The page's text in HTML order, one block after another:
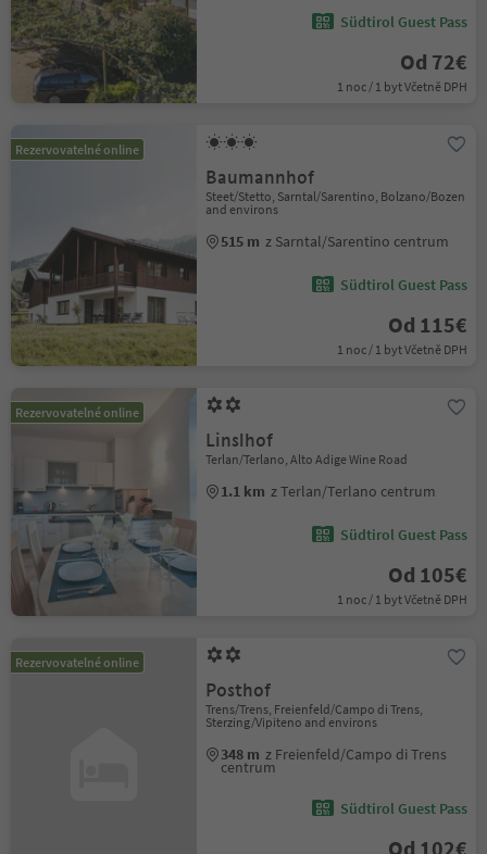
Südtirol Guest Pass
Od 72€
1 noc / 1 byt Včetně DPH
Rezervovatelné online
Baumannhof
Steet/Stetto, Sarntal/Sarentino, Bolzano/Bozen
and environs
515 m z Sarntal/Sarentino centrum
Südtirol Guest Pass
Od 115€
1 noc / 1 byt Včetně DPH
Rezervovatelné online
Linslhof
Terlan/Terlano, Alto Adige Wine Road
1.1 km z Terlan/Terlano centrum
Südtirol Guest Pass
Od 105€
1 noc / 1 byt Včetně DPH
Rezervovatelné online
Posthof
Trens/Trens, Freienfeld/Campo di Trens,
Sterzing/Vipiteno and environs
348 m z Freienfeld/Campo di Trens
centrum
Südtirol Guest Pass
Od 102€